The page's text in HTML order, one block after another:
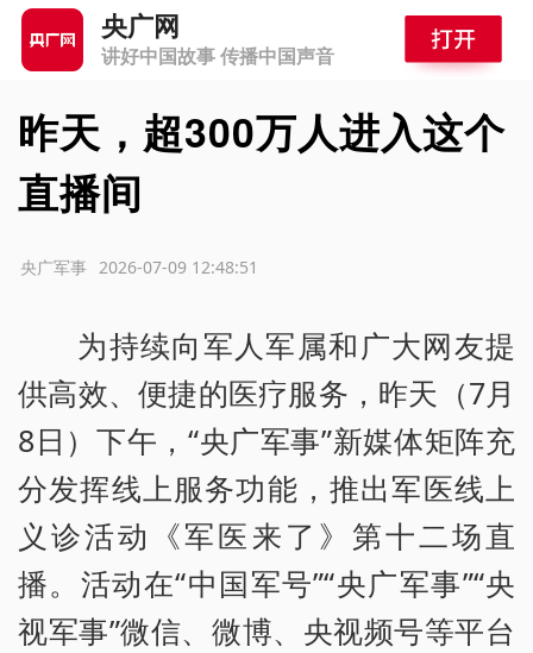
央广网
讲好中国故事 传播中国声音
昨天，超300万人进入这个
直播间
2026-07-09 12:48:51
央广军事
为持续向军人军属和广大网友提
供高效、便捷的医疗服务，昨天（7月
8日）下午，“央广军事”新媒体矩阵充
分发挥线上服务功能，推出军医线上
义诊活动《军医来了》第十二场直
播。活动在“中国军号”“央广军事”“央
视军事”微信、微博、央视频号等平台